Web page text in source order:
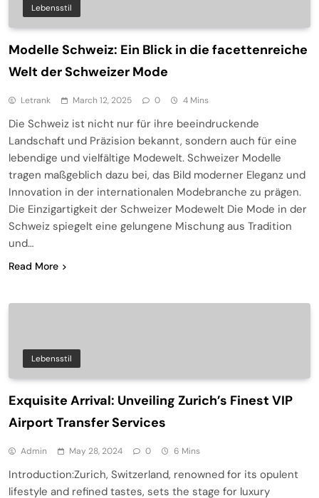
Lebensstil
Modelle Schweiz: Ein Blick in die facettenreiche
Welt der Schweizer Mode
Letrank March 12, 2025 0 4 Mins
Die Schweiz ist nicht nur für ihre beeindruckende
Landschaft und Präzision bekannt, sondern auch für eine
lebendige und vielfältige Modewelt. Schweizer Modelle
tragen maßgeblich dazu bei, das Bild moderner Eleganz und
Innovation in der internationalen Modebranche zu prägen.
Die Einzigartigkeit der Schweizer Modewelt Die Mode in der
Schweiz spiegelt eine gelungene Mischung aus Tradition
und…
Read More
Lebensstil
Exquisite Arrival: Unveiling Zurich’s Finest VIP
Airport Transfer Services
Admin May 28, 2024 0 6 Mins
Introduction:Zurich, Switzerland, renowned for its opulent
lifestyle and refined tastes, sets the stage for luxury